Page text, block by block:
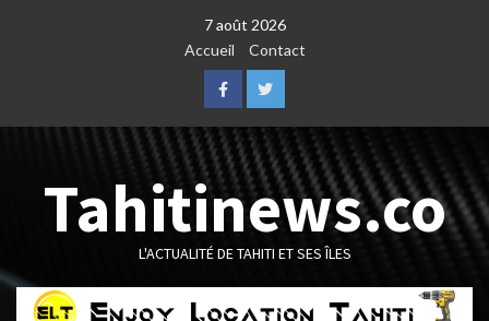
7 août 2026
Accueil
Contact
FacebookTwitter
Tahitinews.co
L'ACTUALITÉ DE TAHITI ET SES ÎLES